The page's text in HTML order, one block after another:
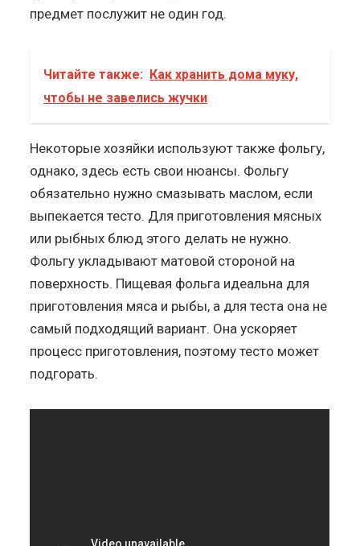
предмет послужит не один год.
Читайте также: Как хранить дома муку,
чтобы не завелись жучки
Некоторые хозяйки используют также фольгу,
однако, здесь есть свои нюансы. Фольгу
обязательно нужно смазывать маслом, если
выпекается тесто. Для приготовления мясных
или рыбных блюд этого делать не нужно.
Фольгу укладывают матовой стороной на
поверхность. Пищевая фольга идеальна для
приготовления мяса и рыбы, а для теста она не
самый подходящий вариант. Она ускоряет
процесс приготовления, поэтому тесто может
подгорать.